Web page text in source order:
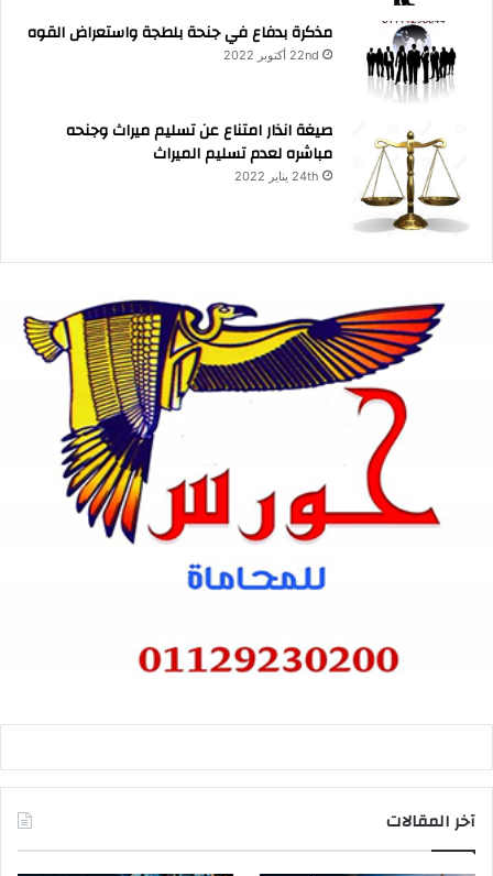
مذكرة بدفاع في جنحة بلطجة واستعراض القوه
22nd أكتوبر 2022
صيغة انذار امتناع عن تسليم ميراث وجنحه
مباشره لعدم تسليم الميراث
24th يناير 2022
آخر المقالات